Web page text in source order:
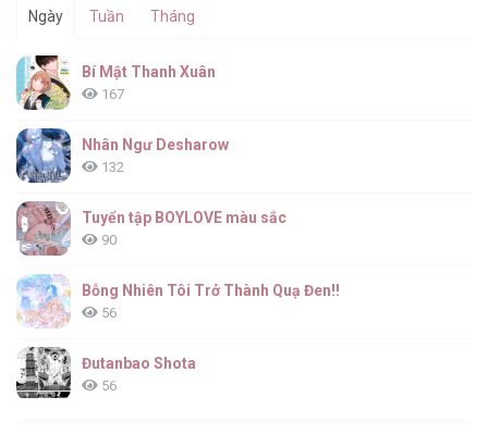
NHÀ SẸC [...] – Chap 73.7
NHÀ SẸC [...] – Chap 72.6
NHÀ SẸC [...] – Chap 72.5
Ngày Tuần Tháng
Bí Mật Thanh Xuân
167
Nhân Ngư Desharow
132
Tuyển tập BOYLOVE màu sắc
90
Bỗng Nhiên Tôi Trở Thành Quạ Đen!!
56
Đutanbao Shota
56